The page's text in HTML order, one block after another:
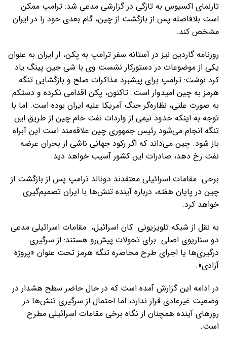
تارنمای اکسیوس به تازگی در گزارشی مدعی شد: ترامپ ممکن
است بلافاصله پس از بازگشت از چین، گام بعدی خود را در ایران
مشخص کند.
روزنامه گاردین نیز در آستانه سفر ترامپ به پکن، از ایران به عنوان
یکی از موضوعات در دستورکار نشست وی با شی جین پینگ یاد
کرد نوشت: ترامپ برای پیشبرد مذاکرات صلح و بازگشایی تنگه
هرمز به چین امیدوار است. تاکنون، پکن اقدامی نکرده و دستکم
به صورت علنی، نظاره‌گر جنگ آمریکا علیه ایران بوده است. اما با
توجه به اینکه حدود نیمی از واردات نفت خام چین از طریق این
تنگه انجام می‌شود رئیس جمهوری چین علاقه‌مند است این آبراه
باز شود. چین می‌داند که اگر رکود جهانی ناشی از بحران عرضه
نفت رخ دهد، صادرات این کشور آسیب خواهد دید.
برخی مقامات اسرائیلی معتقدند دونالد ترامپ پس از بازگشت از
چین در پایان هفته، درباره آینده تنش‌ها با ایران تصمیم‌گیری
خواهد کرد.
به نقل از شبکه تلویزیونی کان اسرائیل، مقامات اسرائیلی مدعی
دو سناریوی اصلی برای تحولات پیش‌رو هستند: از سرگیری
درگیری‌ها یا اجرای طرح محاصره تنگه هرمز تحت عنوان «پروژه
آزادی».
در ادامه این گزارش آمده است که در حال حاضر سطح هشدار در
وضعیت غیرعادی قرار ندارد، اما احتمال از سرگیری تنش‌ها در
روزهای آینده همچنان از نگاه برخی مقامات اسرائیلی مطرح
است.